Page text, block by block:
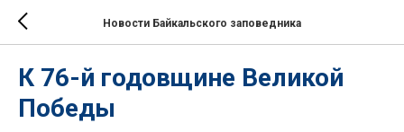
Новости Байкальского заповедника
К 76-й годовщине Великой
Победы